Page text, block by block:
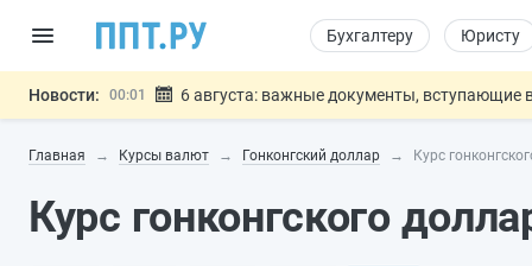
Бухгалтеру Юристу
Новости: 00:01 6 августа: важные документы, вступающие
05.08 Мигрантам с судимостью запретят получать
05.08
Важно Подписан закон об упрощении
Главная Курсы валют Гонконгский доллар Курс
Курс гонконгского